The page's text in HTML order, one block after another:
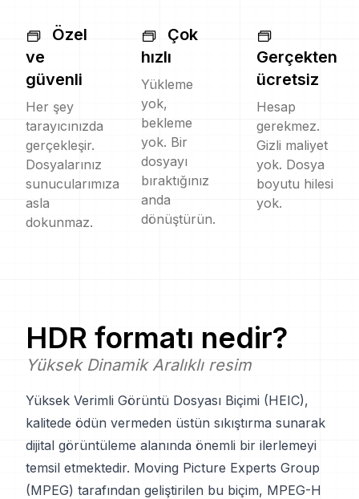
Özel
ve
güvenli
Her şey
tarayıcınızda
gerçekleşir.
Dosyalarınız
sunucularımıza
asla
dokunmaz.
Çok
hızlı
Yükleme
yok,
bekleme
yok. Bir
dosyayı
bıraktığınız
anda
dönüştürün.
Gerçekten
ücretsiz
Hesap
gerekmez.
Gizli maliyet
yok. Dosya
boyutu hilesi
yok.
HDR formatı nedir?
Yüksek Dinamik Aralıklı resim
Yüksek Verimli Görüntü Dosyası Biçimi (HEIC),
kalitede ödün vermeden üstün sıkıştırma sunarak
dijital görüntüleme alanında önemli bir ilerlemeyi
temsil etmektedir. Moving Picture Experts Group
(MPEG) tarafından geliştirilen bu biçim, MPEG-H